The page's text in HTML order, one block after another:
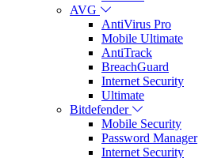
AVG
AntiVirus Pro
Mobile Ultimate
AntiTrack
BreachGuard
Internet Security
Ultimate
Bitdefender
Mobile Security
Password Manager
Internet Security